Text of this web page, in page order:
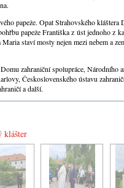
papeže. Opat Strahovského kláštera
papeže Františka z úst jednoho z
staví mosty nejen mezi nebem a
zahraniční spolupráce, Národního
Československého ústavu
a další.
klášter